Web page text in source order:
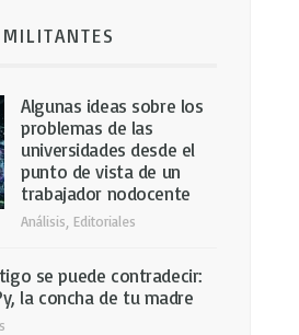
Algunas ideas sobre los
problemas de las
universidades desde el
punto de vista de un
trabajador nodocente
Análisis Editoriales
se puede contradecir:
la concha de tu madre